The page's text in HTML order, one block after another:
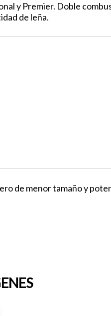
y Premier. Doble
de leña.
de menor tamaño y